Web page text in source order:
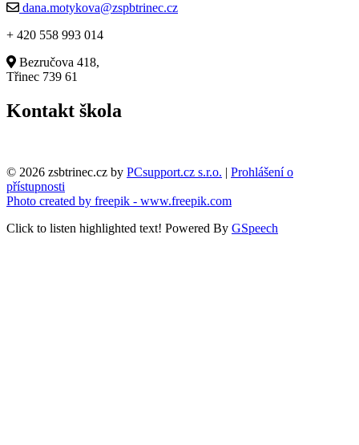
dana.motykova@zspbtrinec.cz
+ 420 558 993 014
Bezručova 418,
Třinec 739 61
Kontakt škola
© 2026 zsbtrinec.cz by PCsupport.cz s.r.o. | Prohlášení o
přístupnosti
Photo created by freepik - www.freepik.com
Click to listen highlighted text! Powered By GSpeech